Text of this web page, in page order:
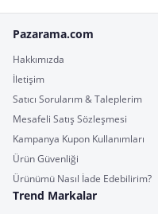
Pazarama.com
Hakkımızda
İletişim
Satıcı Sorularım & Taleplerim
Mesafeli Satış Sözleşmesi
Kampanya Kupon Kullanımları
Ürün Güvenliği
Ürünümü Nasıl İade Edebilirim?
Trend Markalar